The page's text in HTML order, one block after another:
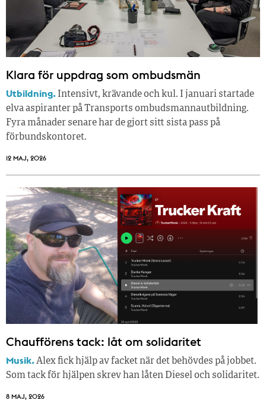
Klara för uppdrag som ombudsmän
Utbildning. Intensivt, krävande och kul. I januari startade
elva aspiranter på Transports ombudsmannautbildning.
Fyra månader senare har de gjort sitt sista pass på
förbundskontoret.
12 MAJ, 2026
Chaufförens tack: låt om solidaritet
Musik.Alex fick hjälp av facket när det behövdes på jobbet.
Som tack för hjälpen skrev han låten Diesel och solidaritet.
8 MAJ, 2026